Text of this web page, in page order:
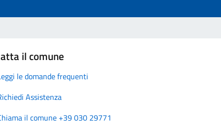
il comune
le domande frequenti
Assistenza
il comune +39 030 29771